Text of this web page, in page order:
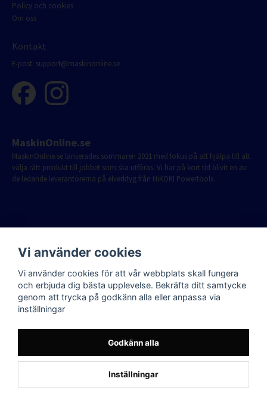
Policy och cookies
Om oss
Kontakt
E-post: support@maskinonline.se
MaskinOnline.se
MaskinOnline.se lanserades sommaren 2021 med fokus på att hjälpa till att
välja rätt produkt till jobbet som ska utföras. Vi har på kort tid blivit en av
de ledande leverantörerna på elverktyg från HiKOKI Powertools.
Powered by Nyehandel AB
Vi använder cookies
Vi använder cookies för att vår webbplats skall fungera
och erbjuda dig bästa upplevelse. Bekräfta ditt samtycke
genom att trycka på godkänn alla eller anpassa via
inställningar
Godkänn alla
Inställningar